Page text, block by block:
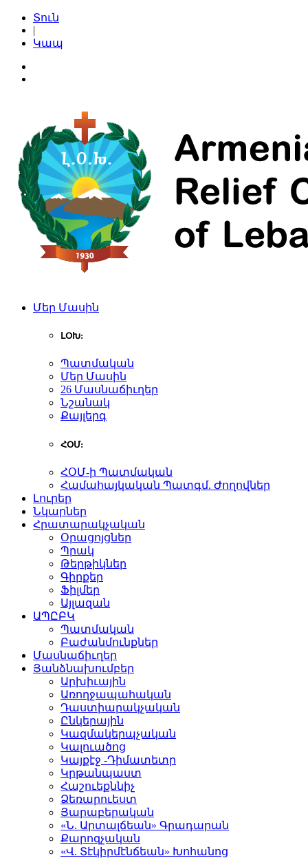
Տուն
|
Կապ
Մեր Մասին
ԼՕԽ:
Պատմական
Մեր Մասին
26 Մասնաճիւղեր
Նշանակ
Քայլերգ
ՀՕՄ:
ՀՕՄ-ի Պատմական
Համահայկական Պատգմ. Ժողովներ
Լուրեր
Նկարներ
Հրատարակչական
Օրացոյցներ
Պրակ
Թերթիկներ
Գիրքեր
Ֆիլմեր
Այլազան
ԱՊԸԲԿ
Պատմական
Բաժանմունքներ
Մասնաճիւղեր
Յանձնախումբեր
Արխիւային
Առողջապահական
Դաստիարակչական
Ընկերային
Կազմակերպչական
Կալուածոց
Կայքէջ -Դիմատետր
Կրթանպաստ
Հաշուեքննիչ
Ձեռարուեստ
Յարաբերական
«Ն. Արտալճեան» Գրադարան
Քարոզչական
«Վ. Տէկիրմէնճեան» Խոհանոց